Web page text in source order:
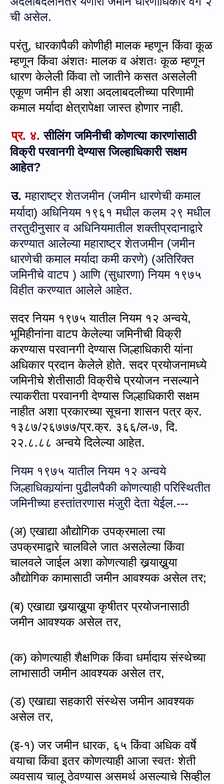
ची असेल.
परंतु, धारकापैकी कोणीही मालक म्हणून किंवा कूळ
म्हणून किंवा अंशतः मालक व अंशतः कूळ म्हणून
धारण केलेली किंवा तो जातीने कसत असलेली
एकूण जमीन ही अशा अदलाबदलीच्या परिणामी
कमाल मर्यादा क्षेत्रापेक्षा जास्त होणार नाही.
प्र. ४. सीलिंग जमिनीची कोणत्‍या कारणांसाठी
विक्री परवानगी देण्‍यास जिल्‍हाधिकारी सक्षम
आहेत?
उ. महाराष्ट्र शेतजमीन (जमीन धारणेची कमाल
मर्यादा) अधिनियम १९६१ मधील कलम २९ मधील
तरतुदीनुसार व अधिनियमातील शक्तीप्रदानाद्वारे
करण्यात आलेल्या महाराष्ट्र शेतजमीन (जमीन
धारणेची कमाल मर्यादा कमी करणे) (अतिरिक्त
जमिनीचे वाटप ) आणि (सुधारणा) नियम १९७५
विहीत करण्यात आलेले आहेत.
सदर नियम १९७५ यातील नियम १२ अन्‍वये,
भूमिहीनांना वाटप केलेल्या जमिनीची विक्री
करण्यास परवानगी देण्यास जिल्हाधिकारी यांना
अधिकार प्रदान केलेले होते. सदर प्रयोजनामध्ये
जमिनीचे शेतीसाठी विक्रीचे प्रयोजन नसल्याने
त्याकरीता परवानगी देण्यास जिल्हाधिकारी सक्षम
नाहीत अशा प्रकारच्या सूचना शासन पत्र क्र.
१३८७/२६७७७/प्र.क्र. ३६६/ल-७,दि.
२२.८.८८ अन्वये दिलेल्या आहेत.
नियम १९७५ यातील नियम १२ अन्‍वये
जिल्हाधिकार्‍यांना पुढीलपैकी कोणत्याही परिस्थितीत
जमिनीच्या हस्तांतरणास मंजुरी देता येईल.---
(अ) एखाद्या औद्योगिक उपक्रमाला त्या
उपक्रमाद्वारे चालविले जात असलेल्या किंवा
चालवले जाईल अशा कोणत्याही खर्‍याखुर्‍या
औद्योगिक कामासाठी जमीन आवश्यक असेल तर;
(ब) एखाद्या खर्‍याखुर्‍या कृषीतर प्रयोजनासाठी
जमीन आवश्यक असेल तर,
(क) कोणत्याही शैक्षणिक किंवा धर्मादाय संस्थेच्या
लाभासाठी जमीन आवश्यक असेल तर,
(ड) एखाद्या सहकारी संस्थेस जमीन आवश्यक
असेल तर,
(इ-१) जर जमीन धारक, ६५ किंवा अधिक वर्षे
वयाचा किंवा इतर कोणत्याही आजा स्वतः शेती
व्यवसाय चालू ठेवण्यास असमर्थ असल्याचे सिव्हील